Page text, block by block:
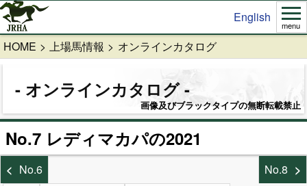
English
menu
HOME 上場馬情報 オンラインカタログ
オンラインカタログ
画像及びブラックタイプの無断転載禁止
No.7 レディマカパの2021
No.6
No.8